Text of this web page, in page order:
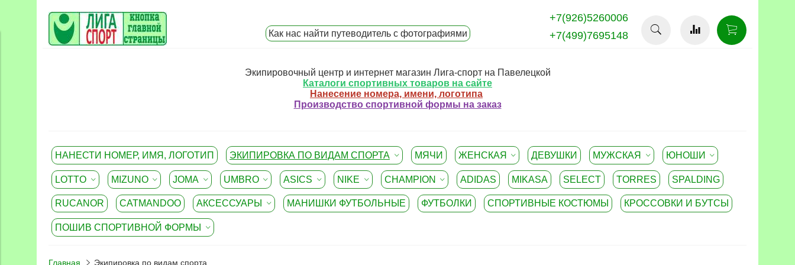
Как нас найти путеводитель с фотографиями
+7(926)5260006
+7(499)7695148
Экипировочный центр и интернет магазин Лига-спорт на Павелецкой
Каталоги спортивных товаров на сайте
Нанесение номера, имени, логотипа
Производство спортивной формы на заказ
НАНЕСТИ НОМЕР, ИМЯ, ЛОГОТИП ЭКИПИРОВКА ПО ВИДАМ СПОРТА МЯЧИ ЖЕНСКАЯ ДЕВУШКИ МУЖСКАЯ ЮНОШИ
LOTTO MIZUNO JOMA UMBRO ASICS NIKE CHAMPION ADIDAS MIKASA SELECT TORRES SPALDING
RUCANOR CATMANDOO АКСЕССУАРЫ МАНИШКИ ФУТБОЛЬНЫЕ ФУТБОЛКИ СПОРТИВНЫЕ КОСТЮМЫ КРОССОВКИ И БУТСЫ
ПОШИВ СПОРТИВНОЙ ФОРМЫ
Главная Экипировка по видам спорта